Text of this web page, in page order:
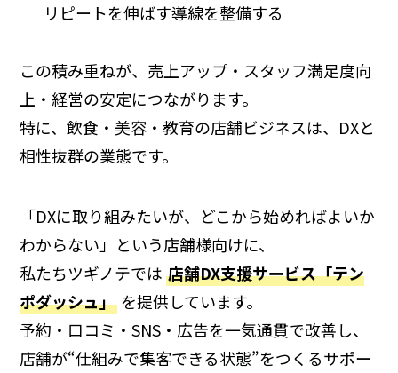
リピートを伸ばす導線を整備する
この積み重ねが、売上アップ・スタッフ満足度向
上・経営の安定につながります。
特に、飲食・美容・教育の店舗ビジネスは、DXと
相性抜群の業態です。
「DXに取り組みたいが、どこから始めればよいか
わからない」という店舗様向けに、
私たちツギノテでは 店舗DX支援サービス「テン
ポダッシュ」 を提供しています。
予約・口コミ・SNS・広告を一気通貫で改善し、
店舗が“仕組みで集客できる状態”をつくるサポー